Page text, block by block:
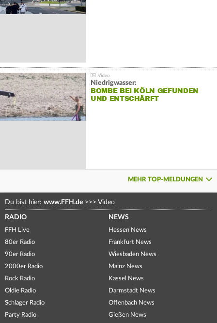
Niedrigwasser:
BOMBE BEI KÖLN GEFUNDEN
UND ENTSCHÄRFT
MEHR TOP-MELDUNGEN
Du bist hier: www.FFH.de >>> Video
RADIO
FFH Live
80er Radio
90er Radio
2000er Radio
Rock Radio
Oldie Radio
Schlager Radio
Party Radio
NEWS
Hessen News
Frankfurt News
Wiesbaden News
Mainz News
Kassel News
Darmstadt News
Offenbach News
Gießen News